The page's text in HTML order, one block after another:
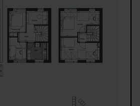
på at dit tilvalg skal være
natur og byliv tæt på. Fra